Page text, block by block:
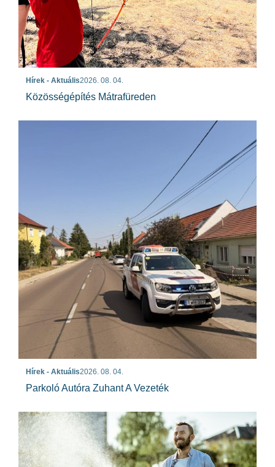
Hírek - Aktuális2026. 08. 04.
Közösségépítés Mátrafüreden
Hírek - Aktuális2026. 08. 04.
Parkoló Autóra Zuhant A Vezeték